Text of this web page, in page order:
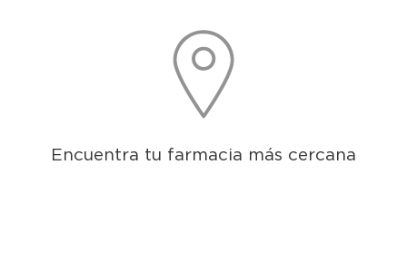
Encuentra tu farmacia más cercana